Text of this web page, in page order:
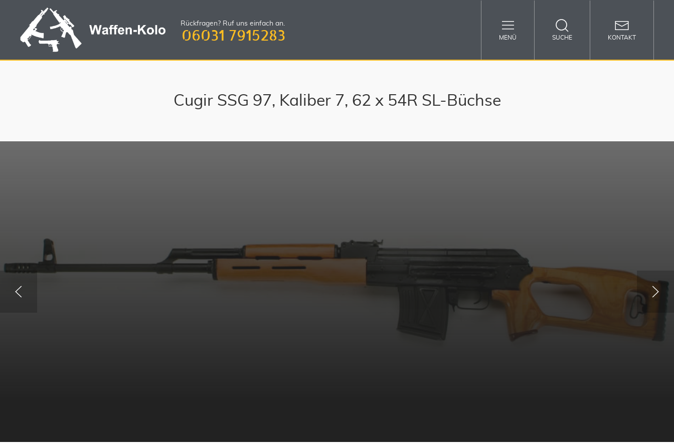
Rückfragen? Ruf uns einfach an.
06031 7915283 MENÜ SUCHE KONTAKT
Cugir SSG 97, Kaliber 7, 62 x 54R SL-Büchse